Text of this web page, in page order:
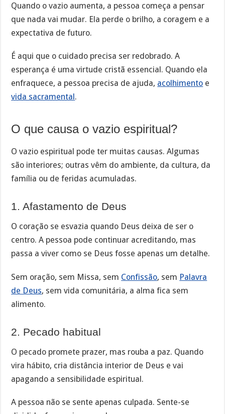
Quando o vazio aumenta, a pessoa começa a pensar
que nada vai mudar. Ela perde o brilho, a coragem e a
expectativa de futuro.
É aqui que o cuidado precisa ser redobrado. A
esperança é uma virtude cristã essencial. Quando ela
enfraquece, a pessoa precisa de ajuda, acolhimento e
vida sacramental .
O que causa o vazio espiritual?
O vazio espiritual pode ter muitas causas. Algumas
são interiores; outras vêm do ambiente, da cultura, da
família ou de feridas acumuladas.
1. Afastamento de Deus
O coração se esvazia quando Deus deixa de ser o
centro. A pessoa pode continuar acreditando, mas
passa a viver como se Deus fosse apenas um detalhe.
Sem oração, sem Missa, sem Confissão, sem Palavra
de Deus, sem vida comunitária, a alma fica sem
alimento.
2. Pecado habitual
O pecado promete prazer, mas rouba a paz. Quando
vira hábito, cria distância interior de Deus e vai
apagando a sensibilidade espiritual.
A pessoa não se sente apenas culpada. Sente-se